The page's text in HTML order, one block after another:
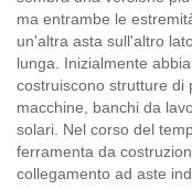
ma entrambe le
un'altra asta sull'altro
lunga. Inizialmente
costruiscono strutture di
macchine, banchi da
solari. Nel corso del
ferramenta da
collegamento ad aste